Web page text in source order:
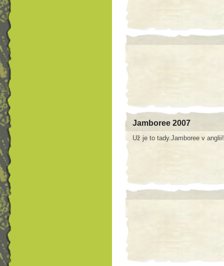
Jamboree 2007
Už je to tady.Jamboree v anglii!